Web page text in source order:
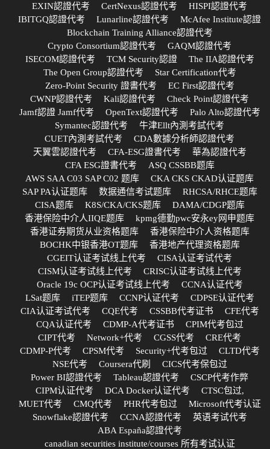
EXIN認證代考
CertNexus認證代考
HISPI認證代考
IBITGQ認證代考
Lunarline認證代考
McAfee Institute認證
Blockchain Training Alliance認證代考
Crypto Consortium認證代考
GAQM認證代考
ISECOM認證代考
TCM Security認證
The IIA認證代考
The Open Group認證代考
Star Certification代考
Zero-Point Security 證書代考
EC First認證代考
CWNP認證代考
Kali認證代考
Check Point認證代考
Jamf認證 Jamf代考
OpenText認證代考
Palo Alto認證代考
Symantec認證代考
牛津Ellt內測考試代考
CUET內測考試代考
CDA數據分析師認證代考
天翼雲認證代考
CFA-ESG證書代考
華為認證代考
CFA ESG證書代考
ASQ CSSBB题库
AWS SAA C03 SAP C02 题库
CKA CKS CKAD认证题库
SAP PA认证题库
数据通信考试题库
RHCSA/RHCE题库
CISA题库
K8S/CKA/CKS题库
DAMA/CDGP题库
香港保险中介人IIQE题库
kpmg德勤pwc安永ey网申题库
香港证券期货从业资格题库
香港保险中介人资格题库
BOCHK中银香港OT题库
香港地产代理资格题库
CGEIT认证考试线上代考
CISA认证考试代考
CISM认证考试线上代考
CRISC认证考试线上代考
Oracle 19c OCP认证考试线上代考
CCNA认证代考
LSat题库
iTEP题库 CCNP认证代考
CDPSE认证代考
CIA认证考试代考
CQE代考 CSSBB代考证书
CFE代考
CQA认证代考
CDMP-A代考证书
CPIM代考包过
CIPT代考
Network+代考 CGSS代考
CRE代考
CDMP-P代考
CPSM代考 Security+代考包过
CLTD代考
NSE代考
Coursera代刷
CICS代考保包过
Power BI認證代考
Tableau認證代考
CSCP代考作弊
CIPM认证代考
DCA Docker认证代考
CTSC包过,
MUET代考
CMQ代考 PHR代考包过
Microsoft代考认证
Snowflake認證代考
CCNA認證代考
英语考试代考
ABA España認證代考
canadian securities institute/courses 所有考试认证